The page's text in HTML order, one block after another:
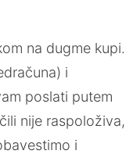
na dugme kupi.
i
poslati putem
nije raspoloživa,
i